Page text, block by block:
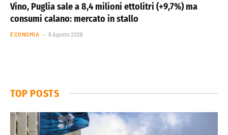
Vino, Puglia sale a 8,4 milioni ettolitri (+9,7%) ma
consumi calano: mercato in stallo
ECONOMIA 6 Agosto 2026
TOP POSTS